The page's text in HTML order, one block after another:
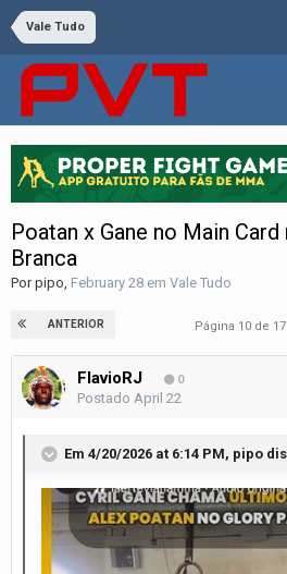
Vale Tudo
Poatan x Gane no Main Card
Branca
Porpipo February 28 em Vale Tudo
ANTERIOR Página 10 de 17
FlavioRJ 0
Postado April 22
Em 4/20/2026 at 6:14 PM, pipo